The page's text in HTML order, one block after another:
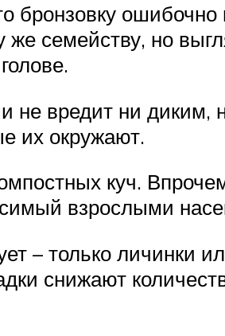
бронзовку
семейству, но
не вредит ни диким,
их окружают.
куч.
взрослыми
– только личинки
снижают